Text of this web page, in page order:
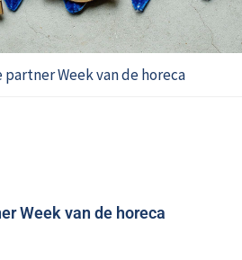
Week van de horeca
Week van de horeca